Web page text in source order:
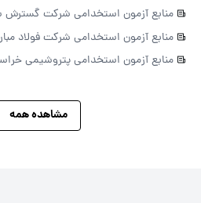
منابع آزمون استخدامی شرکت
منابع آزمون استخدامی شرکت فولاد
منابع آزمون استخدامی پتروشیمی
مشاهده همه